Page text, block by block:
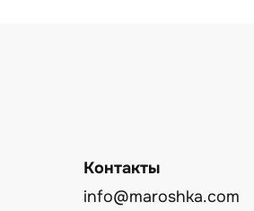
Контакты
info@maroshka.com